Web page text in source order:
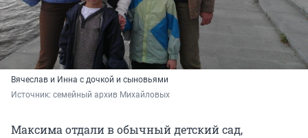
Вячеслав и Инна с дочкой и сыновьями
Источник: семейный архив Михайловых
Максима отдали в обычный детский сад,